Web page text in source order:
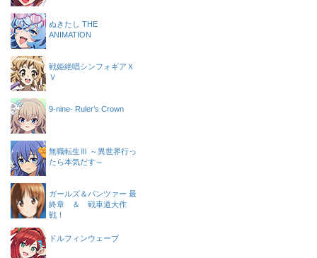
ぬきたし THE
ANIMATION
戦姫絶唱シンフォギアＸ
Ｖ
9-nine- Ruler’s Crown
無職転生Ⅲ ～異世界行っ
たら本気だす～
ガールズ＆パンツァー 最
終章 ＆ 戦車道大作
戦！
ドルフィンウェーブ